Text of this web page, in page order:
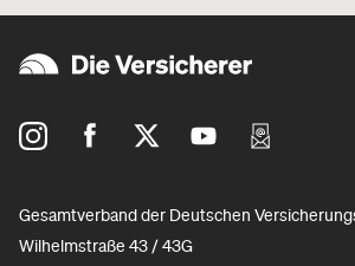
Gesamtverband der Deutschen
Wilhelmstraße 43 / 43G